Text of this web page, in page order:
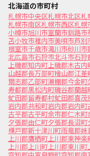
北海道の市町村
札幌市中央区札幌市北区札
札幌市南区札幌市西区札幌
小樽市旭川市室蘭市釧路市
苫小牧市稚内市美唄市芦別
根室市千歳市滝川市砂川市
北広島市石狩市北斗市石狩
上磯郡知内町上磯郡木古内
山越郡長万部町檜山郡江差
爾志郡乙部町瀬棚郡今金町
寿都郡黒松内町磯谷郡蘭越
虻田郡留寿都村虻田郡喜茂
岩内郡共和町岩内郡岩内町
古平郡古平町余市郡仁木町
夕張郡由仁町夕張郡長沼町
樺戸郡新十津川町雨竜郡妹
上川郡鷹栖町上川郡東神楽
上川郡上川町上川郡東川町